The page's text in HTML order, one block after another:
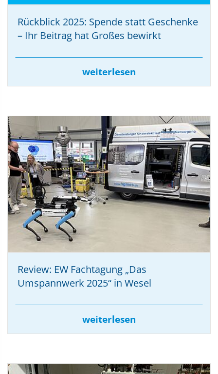
Rückblick 2025: Spende statt Geschenke
– Ihr Beitrag hat Großes bewirkt
weiterlesen
Review: EW Fachtagung „Das
Umspannwerk 2025“ in Wesel
weiterlesen